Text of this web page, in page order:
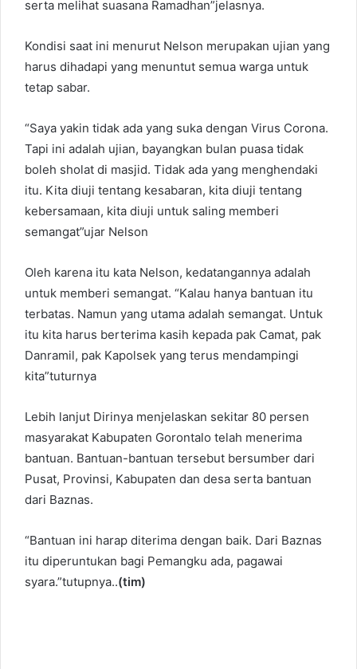
serta melihat suasana Ramadhan”jelasnya.
Kondisi saat ini menurut Nelson merupakan ujian yang
harus dihadapi yang menuntut semua warga untuk
tetap sabar.
“Saya yakin tidak ada yang suka dengan Virus Corona.
Tapi ini adalah ujian, bayangkan bulan puasa tidak
boleh sholat di masjid. Tidak ada yang menghendaki
itu. Kita diuji tentang kesabaran, kita diuji tentang
kebersamaan, kita diuji untuk saling memberi
semangat”ujar Nelson
Oleh karena itu kata Nelson, kedatangannya adalah
untuk memberi semangat. “Kalau hanya bantuan itu
terbatas. Namun yang utama adalah semangat. Untuk
itu kita harus berterima kasih kepada pak Camat, pak
Danramil, pak Kapolsek yang terus mendampingi
kita”tuturnya
Lebih lanjut Dirinya menjelaskan sekitar 80 persen
masyarakat Kabupaten Gorontalo telah menerima
bantuan. Bantuan-bantuan tersebut bersumber dari
Pusat, Provinsi, Kabupaten dan desa serta bantuan
dari Baznas.
“Bantuan ini harap diterima dengan baik. Dari Baznas
itu diperuntukan bagi Pemangku ada, pagawai
syara.”tutupnya..(tim)